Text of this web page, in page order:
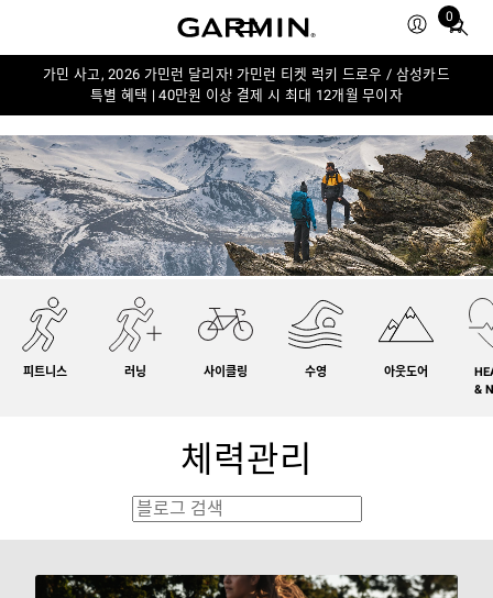
0
Total
in
가민 사고, 2026 가민런 달리자! 가민런 티켓 럭키 드로우 / 삼성카드
특별 혜택 | 40만원 이상 결제 시 최대 12개월 무이자
피트니스 러닝 사이클링 수영 아웃도어
&
체력관리